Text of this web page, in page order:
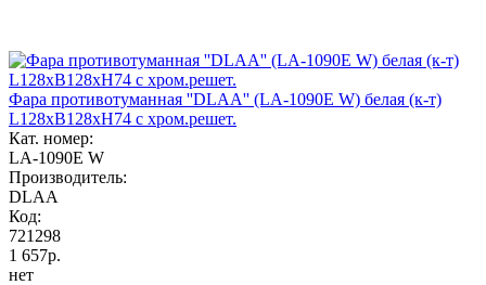
Фара противотуманная ''DLAA'' (LA-1090E W) белая (к-т)
L128xB128xH74 c хром.решет.
Кат. номер:
LA-1090E W
Производитель:
DLAA
Код:
721298
1 657р.
нет